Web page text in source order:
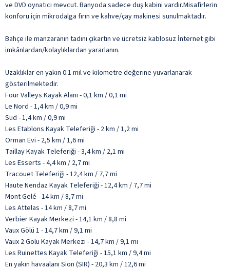
ve DVD oynatıcı mevcut. Banyoda sadece duş kabini vardır.Misafirlerin
konforu için mikrodalga fırın ve kahve/çay makinesi sunulmaktadır.
Bahçe ile manzaranın tadını çıkartın ve ücretsiz kablosuz İnternet gibi
imkânlardan/kolaylıklardan yararlanın.
Uzaklıklar en yakın 0.1 mil ve kilometre değerine yuvarlanarak
gösterilmektedir.
Four Valleys Kayak Alanı - 0,1 km / 0,1 mi
Le Nord - 1,4 km / 0,9 mi
Sud - 1,4 km / 0,9 mi
Les Etablons Kayak Teleferiği - 2 km / 1,2 mi
Orman Evi - 2,5 km / 1,6 mi
Taillay Kayak Teleferiği - 3,4 km / 2,1 mi
Les Esserts - 4,4 km / 2,7 mi
Tracouet Teleferiği - 12,4 km / 7,7 mi
Haute Nendaz Kayak Teleferiği - 12,4 km / 7,7 mi
Mont Gelé - 14 km / 8,7 mi
Les Attelas - 14 km / 8,7 mi
Verbier Kayak Merkezi - 14,1 km / 8,8 mi
Vaux Gölü 1 - 14,7 km / 9,1 mi
Vaux 2 Gölü Kayak Merkezi - 14,7 km / 9,1 mi
Les Ruinettes Kayak Teleferiği - 15,1 km / 9,4 mi
En yakın havaalanı Sion (SIR) - 20,3 km / 12,6 mi